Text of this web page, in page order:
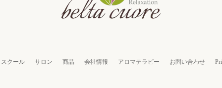
スクール サロン 商品 会社情報 アロマテラピー お問い合わせ